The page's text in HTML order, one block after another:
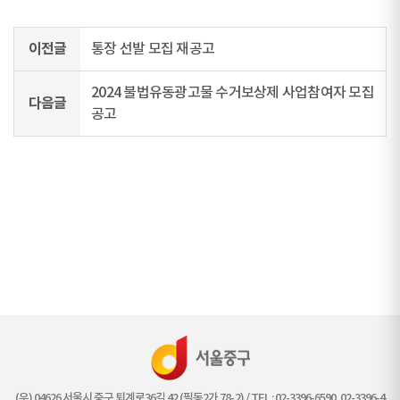
이전글 통장 선발 모집 재공고
다음글
2024 불법유동광고물 수거보상제 사업참여자 모집
공고